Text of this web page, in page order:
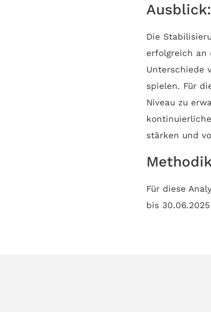
Die
erfolgreich an
Unterschiede
spielen. Für
Niveau zu
stärken und
Für diese
bis